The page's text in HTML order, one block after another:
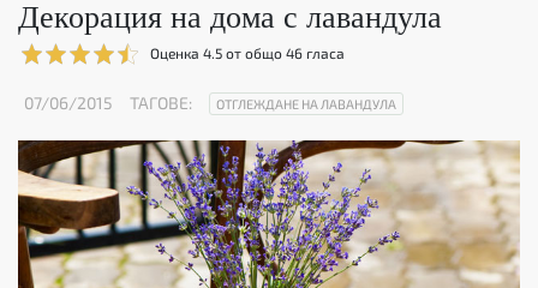
Декорация на дома с лавандула
Оценка 4.5 от общо 46 гласа
07/06/2015 ТАГОВЕ: ОТГЛЕЖДАНЕ НА ЛАВАНДУЛА